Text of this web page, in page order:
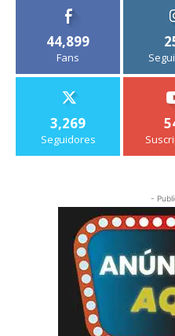
44,899
Fans
3,269
Seguidores
-